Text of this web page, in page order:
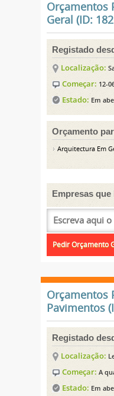
Orçamentos
Geral (ID:
Registado
Localização:
Começar: 12-
Estado: Em
Orçamento
Arquitectura Em
Empresas
Orçamentos
Pavimentos
Registado
Localização:
Começar: A
Estado: Em